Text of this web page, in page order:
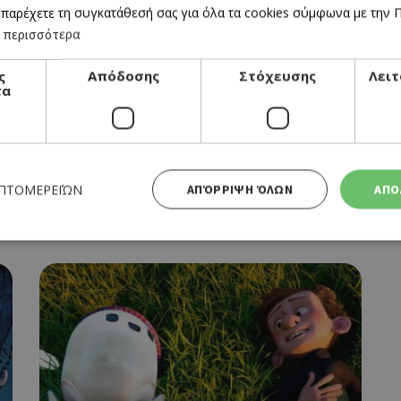
THE ADDAMS FAMILY 2
04/11/2021 - 10/11/2021
τη συγκατάθεσή σας για όλα τα cookies σύμφωνα με την
Απόδοσης Στόχευσης
ΑΠΌΡΡΙΨΗ ΌΛΩΝ
Απολύτως απαραίτητα Απόδοσης Στόχευσης Λειτουργικότητας
cookies επιτρέπουν βασικές λειτουργίες του ιστότοπου, όπως τη σύνδεση χρήστη και τη
χρησιμοποιηθεί σωστά χωρίς τα απολύτως απαραίτητα cookies.
Προμηθευτής
/Πεδίο Λήξη Περιγραφή
συνεδρία Χρησιμοποιήθηκε για σύνδεση